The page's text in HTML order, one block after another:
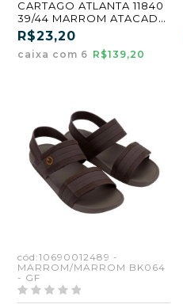
CARTAGO ATLANTA 11840
39/44 MARROM ATACADO
KIT 6 PARES
R$23,20
caixa com 6 R$139,20
cód:10690012489 -
MARROM/MARROM BK064
- GF